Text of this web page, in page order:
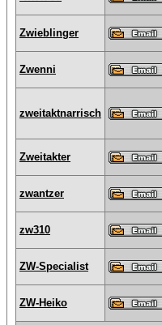
Zwieblinger
Zwenni
zweitaktnarrisch
Zweitakter
zwantzer
zw310
ZW-Specialist
ZW-Heiko